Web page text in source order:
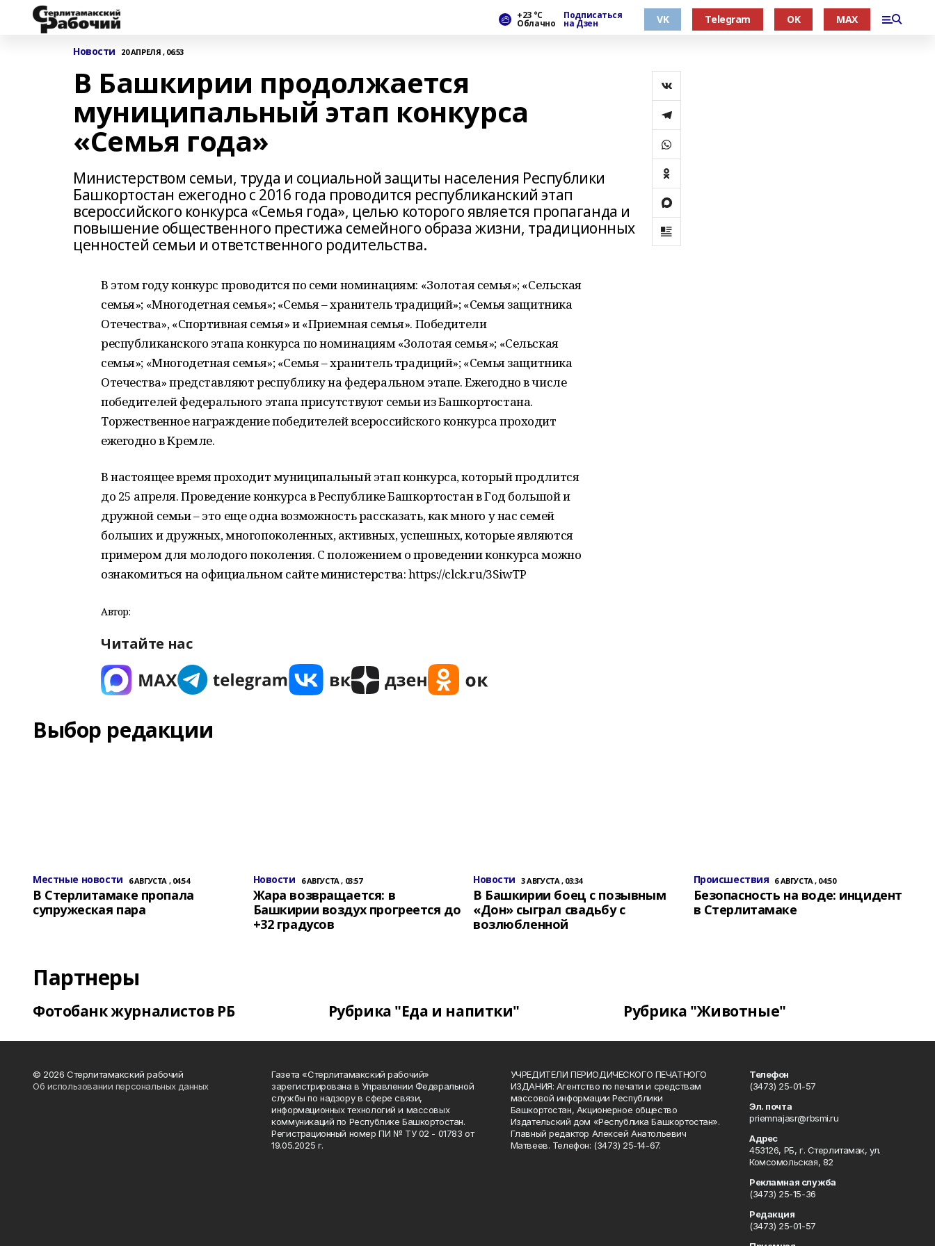
+23 °С
Облачно
Подписаться
на Дзен VK Telegram OK MAX
Новости 20 АПРЕЛЯ , 06:53
В Башкирии продолжается
муниципальный этап конкурса
«Семья года»
Министерством семьи, труда и социальной защиты населения Республики
Башкортостан ежегодно с 2016 года проводится республиканский этап
всероссийского конкурса «Семья года», целью которого является пропаганда и
повышение общественного престижа семейного образа жизни, традиционных
ценностей семьи и ответственного родительства.
В этом году конкурс проводится по семи номинациям: «Золотая семья»; «Сельская
семья»; «Многодетная семья»; «Семья – хранитель традиций»; «Семья защитника
Отечества», «Спортивная семья» и «Приемная семья». Победители
республиканского этапа конкурса по номинациям «Золотая семья»; «Сельская
семья»; «Многодетная семья»; «Семья – хранитель традиций»; «Семья защитника
Отечества» представляют республику на федеральном этапе. Ежегодно в числе
победителей федерального этапа присутствуют семьи из Башкортостана.
Торжественное награждение победителей всероссийского конкурса проходит
ежегодно в Кремле.
В настоящее время проходит муниципальный этап конкурса, который продлится
до 25 апреля. Проведение конкурса в Республике Башкортостан в Год большой и
дружной семьи – это еще одна возможность рассказать, как много у нас семей
больших и дружных, многопоколенных, активных, успешных, которые являются
примером для молодого поколения. С положением о проведении конкурса можно
ознакомиться на официальном сайте министерства: https://clck.ru/3SiwTP
Автор:
Читайте нас
Выбор редакции
Местные новости 6 АВГУСТА , 04:54
В Стерлитамаке пропала
супружеская пара
Новости 6 АВГУСТА , 03:57
Жара возвращается: в
Башкирии воздух прогреется до
+32 градусов
Новости 3 АВГУСТА , 03:34
В Башкирии боец с позывным
«Дон» сыграл свадьбу с
возлюбленной
Происшествия 6 АВГУСТА , 04:50
Безопасность на воде: инцидент
в Стерлитамаке
Партнеры
Фотобанк журналистов РБ Рубрика "Еда и напитки" Рубрика "Животные"
© 2026 Стерлитамакский рабочий
Об использовании персональных данных
Газета «Стерлитамакский рабочий»
зарегистрирована в Управлении Федеральной
службы по надзору в сфере связи,
информационных технологий и массовых
коммуникаций по Республике Башкортостан.
Регистрационный номер ПИ № ТУ 02 - 01783 от
19.05.2025 г.
УЧРЕДИТЕЛИ ПЕРИОДИЧЕСКОГО ПЕЧАТНОГО
ИЗДАНИЯ: Агентство по печати и средствам
массовой информации Республики
Башкортостан, Акционерное общество
Издательский дом «Республика Башкортостан».
Главный редактор Алексей Анатольевич
Матвеев. Телефон: (3473) 25-14-67.
Телефон
(3473) 25-01-57
Эл. почта
priemnajasr@rbsmi.ru
Адрес
453126, РБ, г. Стерлитамак, ул.
Комсомольская, 82
Рекламная служба
(3473) 25-15-36
Редакция
(3473) 25-01-57